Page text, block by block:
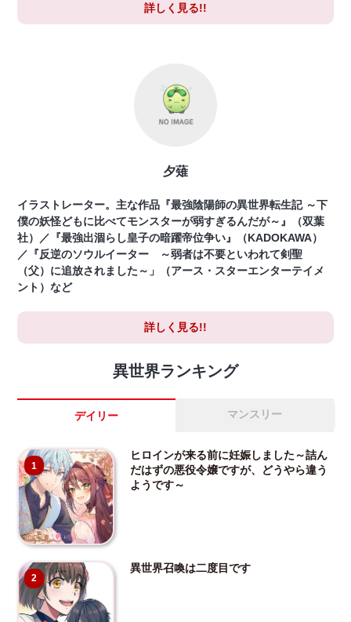
詳しく見る!!
夕薙
イラストレーター。主な作品『最強陰陽師の異世界転生記 ～下
僕の妖怪どもに比べてモンスターが弱すぎるんだが～』（双葉
社）／『最強出涸らし皇子の暗躍帝位争い』（KADOKAWA）
／『反逆のソウルイーター ～弱者は不要といわれて剣聖
（父）に追放されました～」（アース・スターエンターテイメ
ント）など
詳しく見る!!
異世界ランキング
デイリー マンスリー
1
ヒロインが来る前に妊娠しました～詰ん
だはずの悪役令嬢ですが、どうやら違う
ようです～
2
異世界召喚は二度目です